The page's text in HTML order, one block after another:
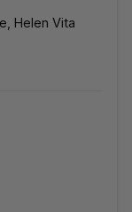
Helen Vita